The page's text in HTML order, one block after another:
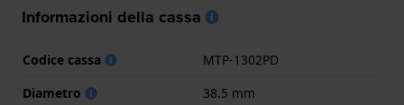
Informazioni della cassa
Codice cassa
MTP-1302PD
Diametro
38.5 mm